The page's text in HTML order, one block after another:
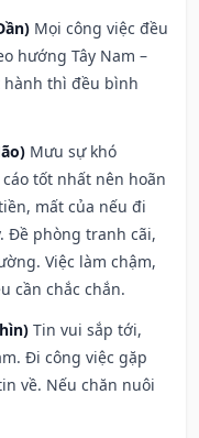
Mọi công việc đều
hướng Tây Nam –
hành thì đều bình
Mưu sự khó
tốt nhất nên hoãn
mất của nếu đi
Đề phòng tranh cãi,
Việc làm chậm,
cần chắc chắn.
Tin vui sắp tới,
Đi công việc gặp
về. Nếu chăn nuôi